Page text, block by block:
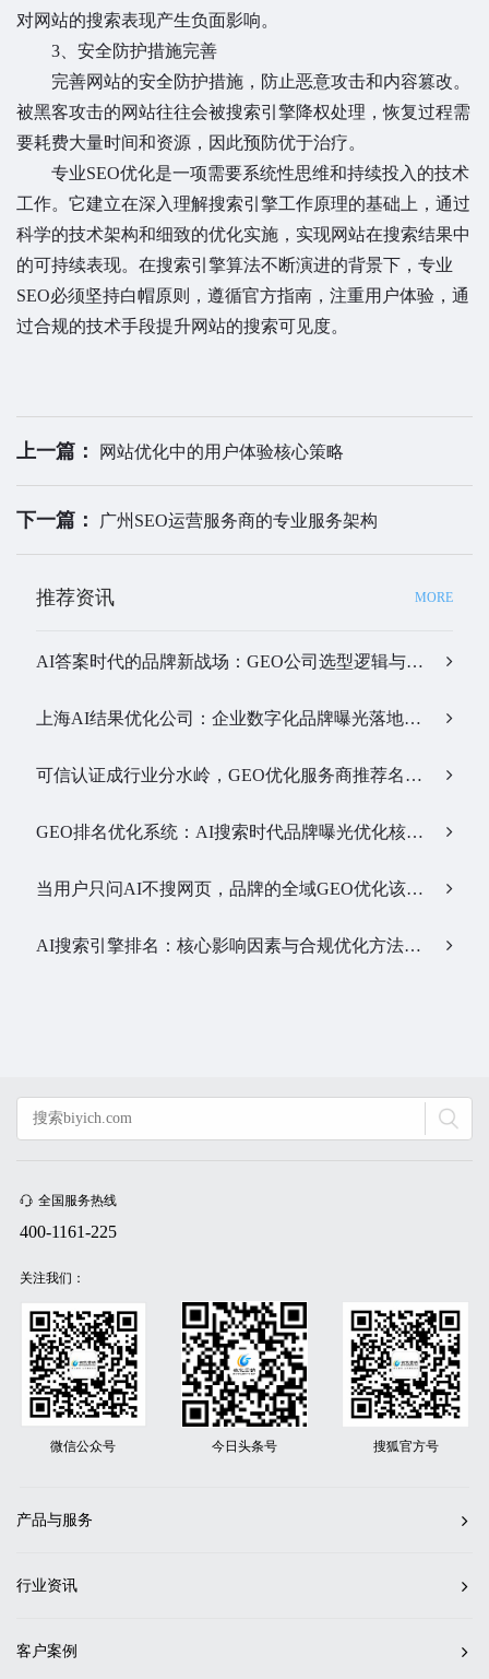
对网站的搜索表现产生负面影响。
3、安全防护措施完善
完善网站的安全防护措施，防止恶意攻击和内容篡改。
被黑客攻击的网站往往会被搜索引擎降权处理，恢复过程需
要耗费大量时间和资源，因此预防优于治疗。
专业SEO优化是一项需要系统性思维和持续投入的技术
工作。它建立在深入理解搜索引擎工作原理的基础上，通过
科学的技术架构和细致的优化实施，实现网站在搜索结果中
的可持续表现。在搜索引擎算法不断演进的背景下，专业
SEO必须坚持白帽原则，遵循官方指南，注重用户体验，通
过合规的技术手段提升网站的搜索可见度。
上一篇： 网站优化中的用户体验核心策略
下一篇： 广州SEO运营服务商的专业服务架构
推荐资讯 MORE
AI答案时代的品牌新战场：GEO公司选型逻辑与实战观察…
上海AI结果优化公司：企业数字化品牌曝光落地全解析…
可信认证成行业分水岭，GEO优化服务商推荐名单有了新答案…
GEO排名优化系统：AI搜索时代品牌曝光优化核心工具…
当用户只问AI不搜网页，品牌的全域GEO优化该交给谁？…
AI搜索引擎排名：核心影响因素与合规优化方法…
全国服务热线
400-1161-225
关注我们：
微信公众号 今日头条号 搜狐官方号
产品与服务
行业资讯
客户案例